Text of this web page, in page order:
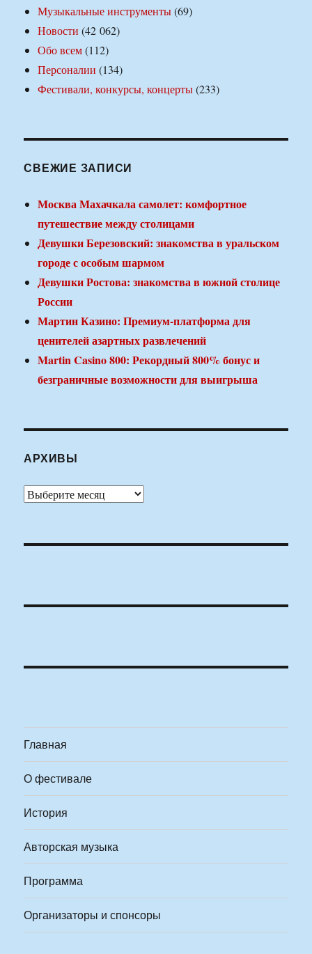
Музыкальные инструменты(69)
Новости (42 062)
Обо всем(112)
Персоналии (134)
Фестивали, конкурсы, концерты(233)
СВЕЖИЕ ЗАПИСИ
Москва Махачкала самолет: комфортное
путешествие между столицами
Девушки Березовский: знакомства в уральском
городе с особым шармом
Девушки Ростова: знакомства в южной столице
России
Мартин Казино: Премиум-платформа для
ценителей азартных развлечений
Martin Casino 800: Рекордный 800% бонус и
безграничные возможности для выигрыша
АРХИВЫ
Архивы
Главная
О фестивале
История
Авторская музыка
Программа
Организаторы и спонсоры